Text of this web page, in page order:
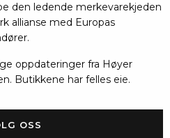
den ledende merkevarekjeden
allianse med Europas
oppdateringer fra Høyer
Butikkene har felles eie.
OSS